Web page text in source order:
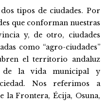
tipos de ciudades. Por
que conforman nuestras
y, de otro, ciudades
como “agro-ciudades”
el territorio andaluz
la vida municipal y
Nos referimos a
la Frontera, Écija, Osuna,